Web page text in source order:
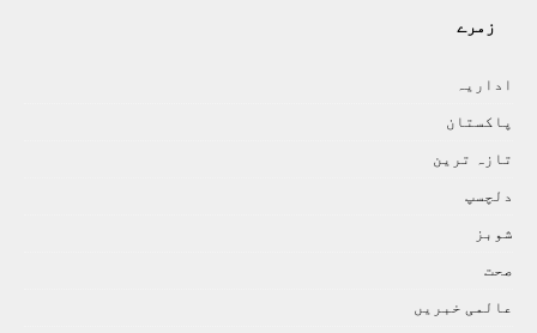
زمرے
اداريہ
پاکستان
تازہ ترين
دلچسپ
شوبز
صحت
عالمی خبريں